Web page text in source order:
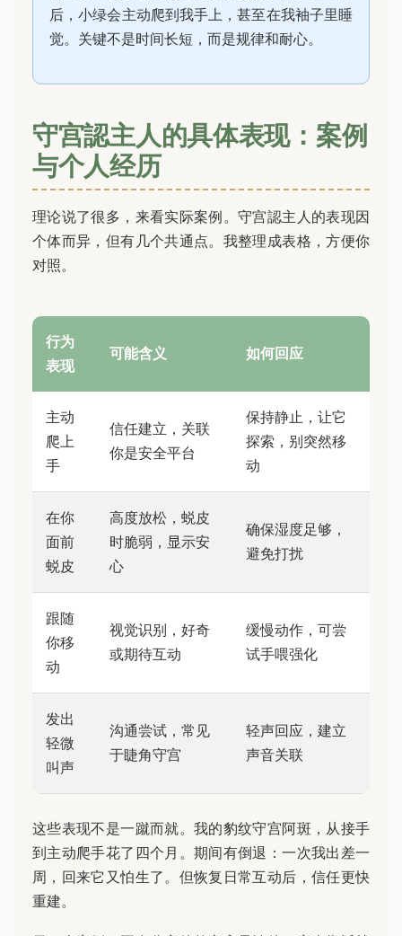
后，小绿会主动爬到我手上，甚至在我袖子里睡
觉。关键不是时间长短，而是规律和耐心。
守宫認主人的具体表现：案例
与个人经历
理论说了很多，来看实际案例。守宫認主人的表现因
个体而异，但有几个共通点。我整理成表格，方便你
对照。
行为
表现
可能含义 如何回应
主动
爬上
手
信任建立，关联
你是安全平台
保持静止，让它
探索，别突然移
动
在你
面前
蜕皮
高度放松，蜕皮
时脆弱，显示安
心
确保湿度足够，
避免打扰
跟随
你移
动
视觉识别，好奇
或期待互动
缓慢动作，可尝
试手喂强化
发出
轻微
叫声
沟通尝试，常见
于睫角守宫
轻声回应，建立
声音关联
这些表现不是一蹴而就。我的豹纹守宫阿斑，从接手
到主动爬手花了四个月。期间有倒退：一次我出差一
周，回来它又怕生了。但恢复日常互动后，信任更快
重建。